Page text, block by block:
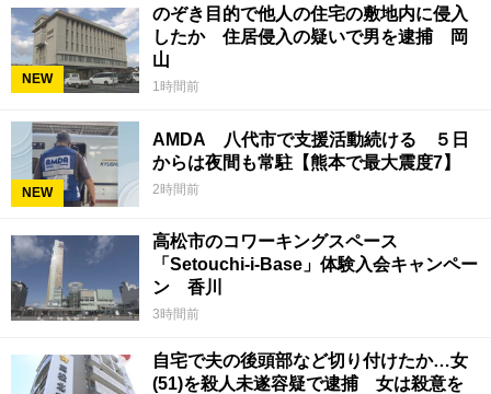
NEW
のぞき目的で他人の住宅の敷地内に侵入
したか 住居侵入の疑いで男を逮捕 岡
山
1時間前
NEW
AMDA 八代市で支援活動続ける ５日
からは夜間も常駐【熊本で最大震度7】
2時間前
高松市のコワーキングスペース
「Setouchi-i-Base」体験入会キャンペー
ン 香川
3時間前
自宅で夫の後頭部など切り付けたか…女
(51)を殺人未遂容疑で逮捕 女は殺意を